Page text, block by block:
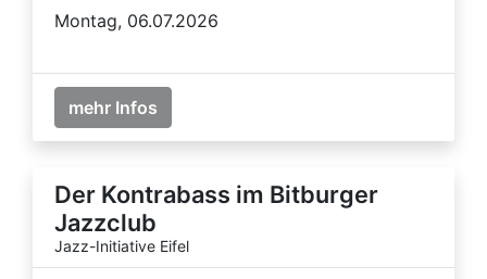
Montag, 06.07.2026
mehr Infos
Der Kontrabass im Bitburger
Jazzclub
Jazz-Initiative Eifel